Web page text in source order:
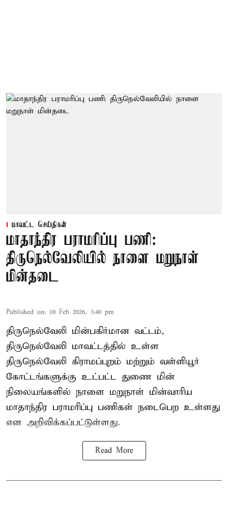
மாவட்ட செய்திகள்
மாதாந்திர பராமரிப்பு பணி:
திருநெல்வேலியில் நாளை மறுநாள்
மின்தடை
Published on: 10 Feb 2026, 3:40 pm
திருநெல்வேலி மின்பகிர்மான வட்டம்,
திருநெல்வேலி மாவட்டத்தில் உள்ள
திருநெல்வேலி கிராமப்புறம் மற்றும் வள்ளியூர்
கோட்டங்களுக்கு உட்பட்ட துணை மின்
நிலையங்களில் நாளை மறுநாள் மின்வாரிய
மாதாந்திர பராமரிப்பு பணிகள் நடைபெற உள்ளது
என அறிவிக்கப்பட்டுள்ளது.
Read More